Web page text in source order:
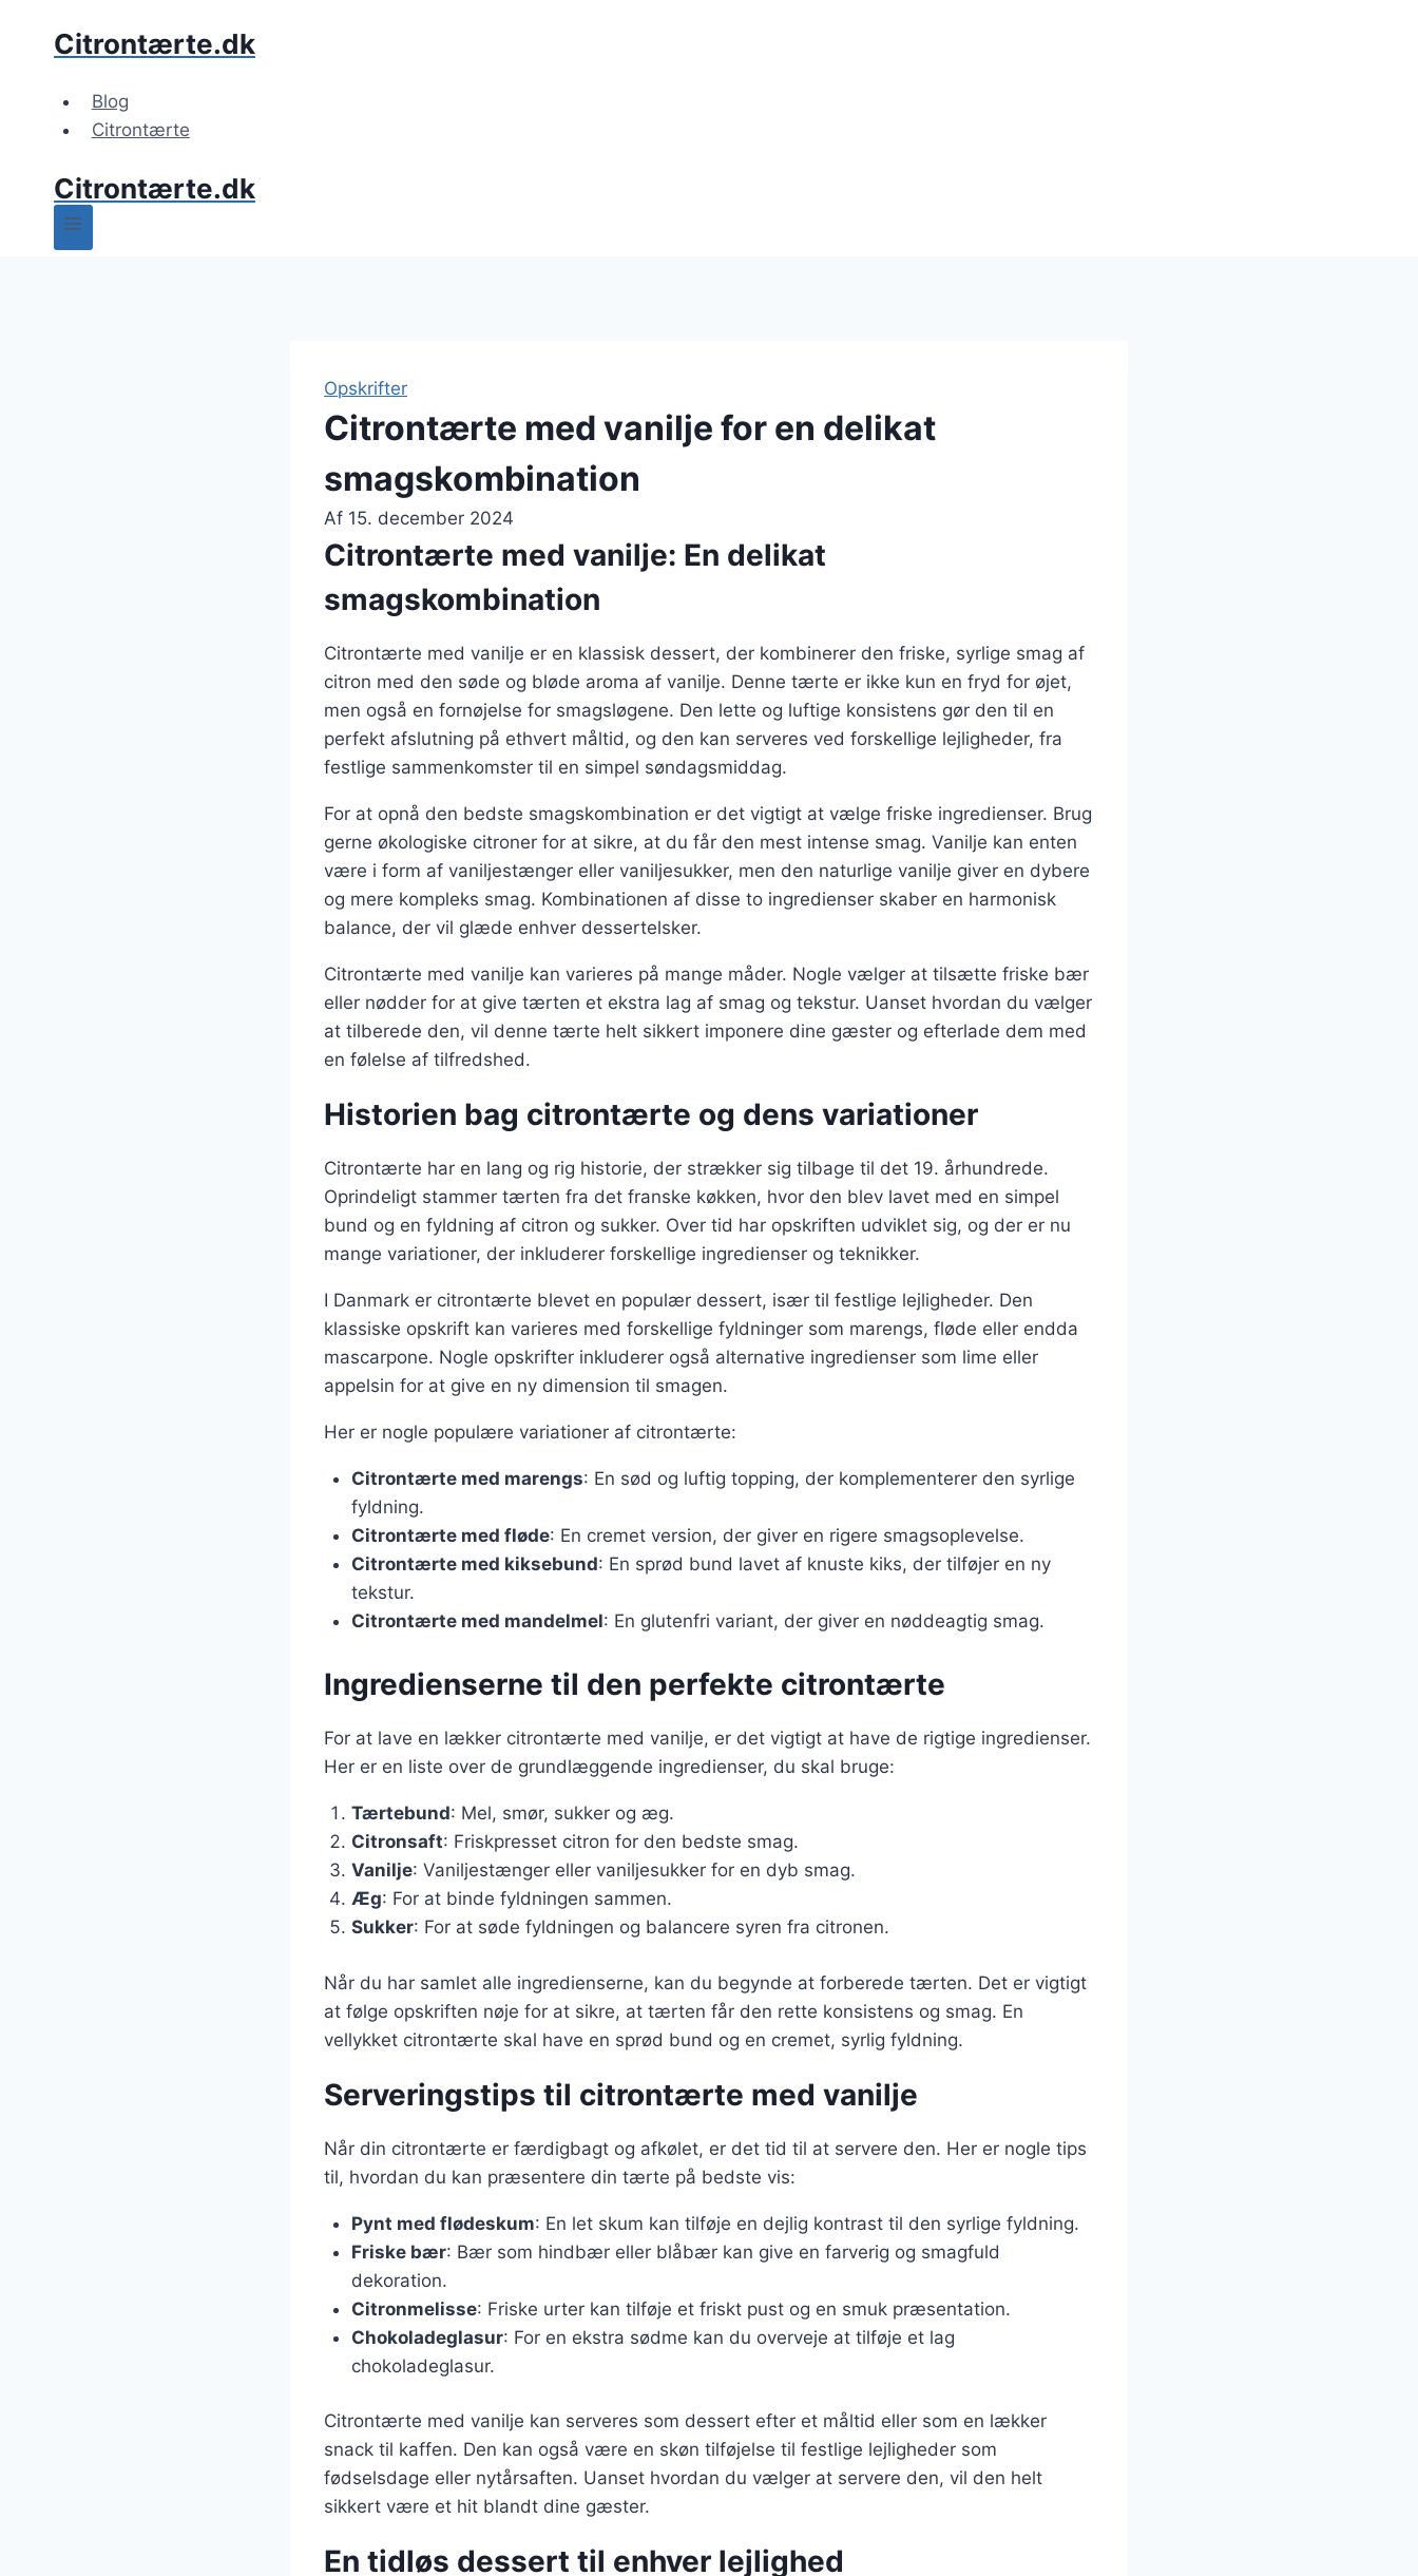
Citrontærte.dk
Blog
Citrontærte
Citrontærte.dk
Opskrifter
Citrontærte med vanilje for en delikat
smagskombination
Af 15. december 2024
Citrontærte med vanilje: En delikat
smagskombination
Citrontærte med vanilje er en klassisk dessert, der kombinerer den friske, syrlige smag af
citron med den søde og bløde aroma af vanilje. Denne tærte er ikke kun en fryd for øjet,
men også en fornøjelse for smagsløgene. Den lette og luftige konsistens gør den til en
perfekt afslutning på ethvert måltid, og den kan serveres ved forskellige lejligheder, fra
festlige sammenkomster til en simpel søndagsmiddag.
For at opnå den bedste smagskombination er det vigtigt at vælge friske ingredienser. Brug
gerne økologiske citroner for at sikre, at du får den mest intense smag. Vanilje kan enten
være i form af vaniljestænger eller vaniljesukker, men den naturlige vanilje giver en dybere
og mere kompleks smag. Kombinationen af disse to ingredienser skaber en harmonisk
balance, der vil glæde enhver dessertelsker.
Citrontærte med vanilje kan varieres på mange måder. Nogle vælger at tilsætte friske bær
eller nødder for at give tærten et ekstra lag af smag og tekstur. Uanset hvordan du vælger
at tilberede den, vil denne tærte helt sikkert imponere dine gæster og efterlade dem med
en følelse af tilfredshed.
Historien bag citrontærte og dens variationer
Citrontærte har en lang og rig historie, der strækker sig tilbage til det 19. århundrede.
Oprindeligt stammer tærten fra det franske køkken, hvor den blev lavet med en simpel
bund og en fyldning af citron og sukker. Over tid har opskriften udviklet sig, og der er nu
mange variationer, der inkluderer forskellige ingredienser og teknikker.
I Danmark er citrontærte blevet en populær dessert, især til festlige lejligheder. Den
klassiske opskrift kan varieres med forskellige fyldninger som marengs, fløde eller endda
mascarpone. Nogle opskrifter inkluderer også alternative ingredienser som lime eller
appelsin for at give en ny dimension til smagen.
Her er nogle populære variationer af citrontærte:
Citrontærte med marengs: En sød og luftig topping, der komplementerer den syrlige
fyldning.
Citrontærte med fløde: En cremet version, der giver en rigere smagsoplevelse.
Citrontærte med kiksebund: En sprød bund lavet af knuste kiks, der tilføjer en ny
tekstur.
Citrontærte med mandelmel: En glutenfri variant, der giver en nøddeagtig smag.
Ingredienserne til den perfekte citrontærte
For at lave en lækker citrontærte med vanilje, er det vigtigt at have de rigtige ingredienser.
Her er en liste over de grundlæggende ingredienser, du skal bruge:
Tærtebund: Mel, smør, sukker og æg.
Citronsaft: Friskpresset citron for den bedste smag.
Vanilje: Vaniljestænger eller vaniljesukker for en dyb smag.
Æg: For at binde fyldningen sammen.
Sukker: For at søde fyldningen og balancere syren fra citronen.
Når du har samlet alle ingredienserne, kan du begynde at forberede tærten. Det er vigtigt
at følge opskriften nøje for at sikre, at tærten får den rette konsistens og smag. En
vellykket citrontærte skal have en sprød bund og en cremet, syrlig fyldning.
Serveringstips til citrontærte med vanilje
Når din citrontærte er færdigbagt og afkølet, er det tid til at servere den. Her er nogle tips
til, hvordan du kan præsentere din tærte på bedste vis:
Pynt med flødeskum: En let skum kan tilføje en dejlig kontrast til den syrlige fyldning.
Friske bær: Bær som hindbær eller blåbær kan give en farverig og smagfuld
dekoration.
Citronmelisse: Friske urter kan tilføje et friskt pust og en smuk præsentation.
Chokoladeglasur: For en ekstra sødme kan du overveje at tilføje et lag
chokoladeglasur.
Citrontærte med vanilje kan serveres som dessert efter et måltid eller som en lækker
snack til kaffen. Den kan også være en skøn tilføjelse til festlige lejligheder som
fødselsdage eller nytårsaften. Uanset hvordan du vælger at servere den, vil den helt
sikkert være et hit blandt dine gæster.
En tidløs dessert til enhver lejlighed